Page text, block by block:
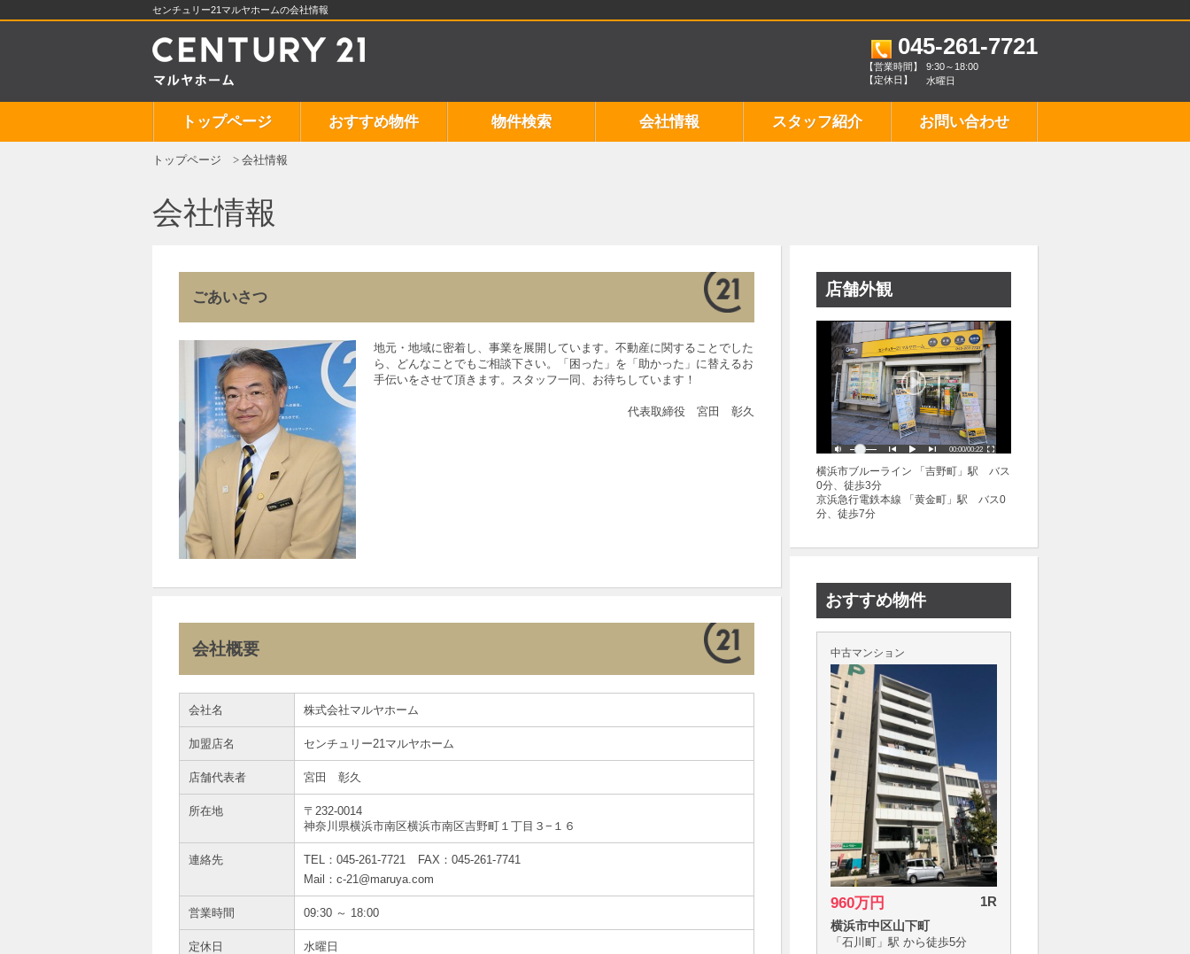
センチュリー21マルヤホームの会社情報
045-261-7721
【営業時間】
9:30～18:00
【定休日】
水曜日
トップページ おすすめ物件 物件検索 会社情報 スタッフ紹介 お問い合わせ
トップページ 会社情報
会社情報
ごあいさつ
地元・地域に密着し、事業を展開しています。不動産に関することでした
ら、どんなことでもご相談下さい。「困った」を「助かった」に替えるお
手伝いをさせて頂きます。スタッフ一同、お待ちしています！
代表取締役 宮田 彰久
会社概要
会社名 株式会社マルヤホーム
加盟店名 センチュリー21マルヤホーム
店舗代表者 宮田 彰久
所在地 〒 232-0014
神奈川県横浜市南区横浜市南区吉野町１丁目３−１６
連絡先 TEL： 045-261-7721
FAX：045-261-7741
Mail：c-21@maruya.com
営業時間 09:30 ～ 18:00
定休日 水曜日
店舗外観
横浜市ブルーライン 「吉野町」駅 バス
0分、徒歩3分
京浜急行電鉄本線 「黄金町」駅 バス0
分、徒歩7分
おすすめ物件
中古マンション
960万円 1R
横浜市中区山下町
「石川町」駅 から徒歩5分